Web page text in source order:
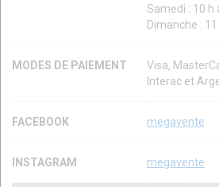
Samedi : 10 h
Dimanche :
MODES DE PAIEMENT
Visa,
Interac et
FACEBOOK megavente
INSTAGRAM megavente